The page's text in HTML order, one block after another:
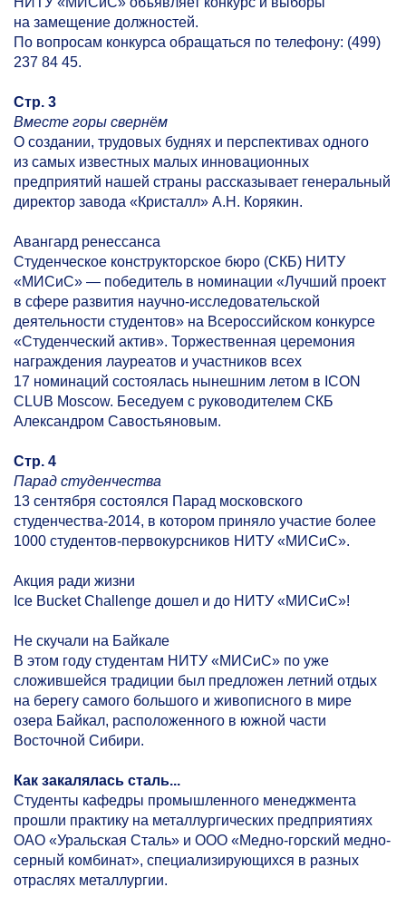
на замещение должностей.
По вопросам конкурса обращаться по телефону: (499)
237 84 45.
Стр. 3
Вместе горы свернём
О создании, трудовых буднях и перспективах одного
из самых известных малых инновационных
предприятий нашей страны рассказывает генеральный
директор завода «Кристалл» А.Н. Корякин.
Авангард ренессанса
Студенческое конструкторское бюро (СКБ) НИТУ
«МИСиС» — победитель в номинации «Лучший проект
в сфере развития научно-исследовательской
деятельности студентов» на Всероссийском конкурсе
«Студенческий актив». Торжественная церемония
награждения лауреатов и участников всех
17 номинаций состоялась нынешним летом в ICON
CLUB Moscow. Беседуем с руководителем СКБ
Александром Савостьяновым.
Стр. 4
Парад студенчества
13 сентября состоялся Парад московского
студенчества-2014, в котором приняло участие более
1000 студентов-первокурсников НИТУ «МИСиС».
Акция ради жизни
Ice Bucket Challenge дошел и до НИТУ «МИСиС»!
Не скучали на Байкале
В этом году студентам НИТУ «МИСиС» по уже
сложившейся традиции был предложен летний отдых
на берегу самого большого и живописного в мире
озера Байкал, расположенного в южной части
Восточной Сибири.
Как закалялась сталь...
Студенты кафедры промышленного менеджмента
прошли практику на металлургических предприятиях
ОАО «Уральская Сталь» и ООО «Медно-горский медно-
серный комбинат», специализирующихся в разных
отраслях металлургии.